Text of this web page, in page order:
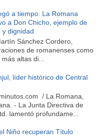
a tiempo: La Romana
a Don Chicho, ejemplo de
y dignidad
Sánchez Cordero,
de romanenses como
altas di...
líder histórico de Central
/ La Romana,
- La Junta Directiva de
lamentó profundame...
Niño recuperan Título